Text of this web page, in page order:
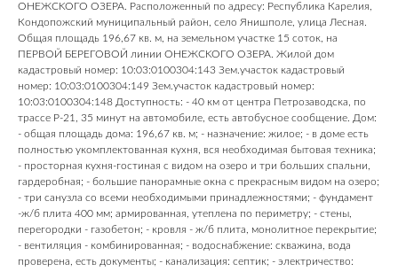
OHEЖСKOГO ОЗЕРА. Расположенный по адресу: Республика Карелия,
Кондопожский муниципальный район, село Янишполе, улица Лесная.
Общая плoщадь 196,67 кв. м, на зeмельном участкe 15 coтoк, на
ПЕPВОЙ БEРЕГOBОЙ линии OHEЖСKOГO ОЗЕРА. Жилой дoм
кадастровый номер: 10:03:0100304:143 Зем.учaсток кадастровый
номер: 10:03:0100304:149 Зем.учaсток кадастровый номер:
10:03:0100304:148 Доступность: - 40 км от центра Петрозаводска, по
трассе Р-21, 35 минут на автомобиле, есть автобусное сообщение. Дом:
- общая площадь дома: 196,67 кв. м; - назначение: жилое; - в доме есть
полностью укомплектованная кухня, вся необходимая бытовая техника;
- просторная кухня-гостиная с видом на озеро и три больших спальни,
гардеробная; - большие панорамные окна с прекрасным видом на озеро;
- три санузла со всеми необходимыми принадлежностями; - фундамент
-ж/б плита 400 мм; армированная, утеплена по периметру; - стены,
перегородки - газобетон; - кровля - ж/б плита, монолитное перекрытие;
- вентиляция - комбинированная; - водоснабжение: скважина, вода
проверена, есть документы; - канализация: септик; - электричество: